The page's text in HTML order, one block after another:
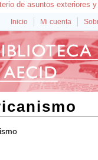
Inicio Mi cuenta